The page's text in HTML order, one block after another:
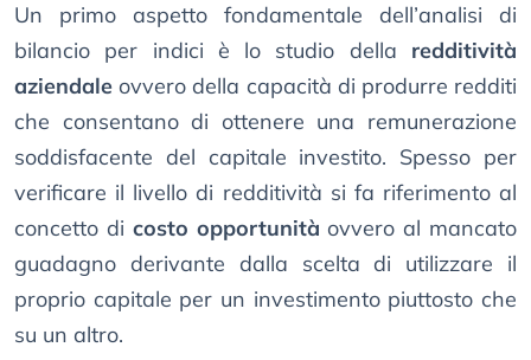
Un primo aspetto fondamentale dell’analisi di
bilancio per indici è lo studio della redditività
aziendale ovvero della capacità di produrre redditi
che consentano di ottenere una remunerazione
soddisfacente del capitale investito. Spesso per
verificare il livello di redditività si fa riferimento al
concetto di costo opportunità ovvero al mancato
guadagno derivante dalla scelta di utilizzare il
proprio capitale per un investimento piuttosto che
su un altro.